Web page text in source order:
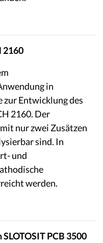
2160
in
zur Entwicklung des
2160. Der
nur zwei Zusätzen
sind. In
und
werden.
PCB 3500